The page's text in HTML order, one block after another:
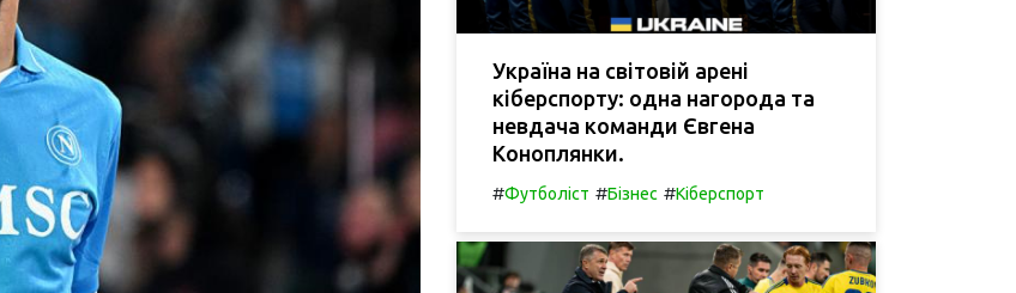
Україна на світовій арені
кіберспорту: одна нагорода та
невдача команди Євгена
Коноплянки.
#Футболіст #Бізнес #Кіберспорт